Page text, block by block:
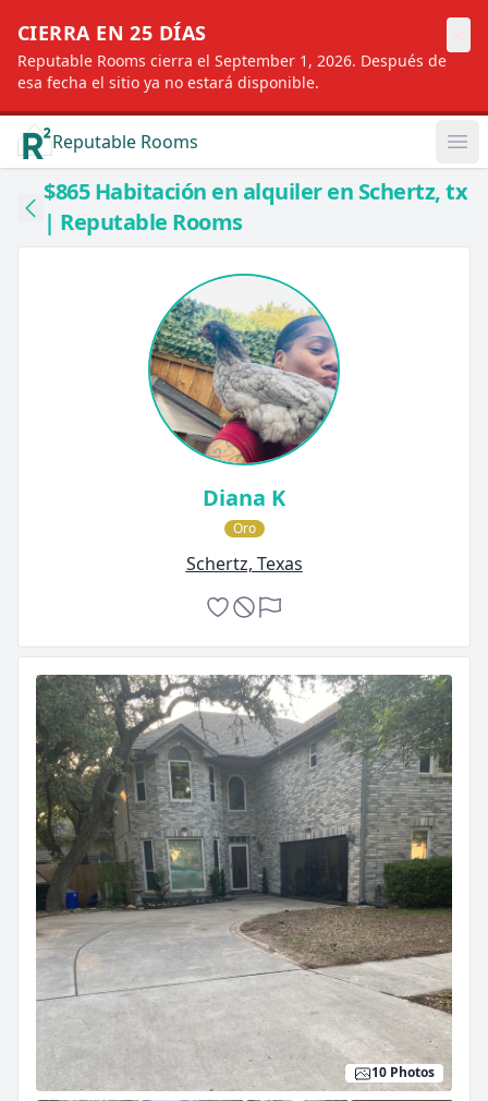
CIERRA EN 25 DÍAS
Reputable Rooms cierra el September 1, 2026. Después de
esa fecha el sitio ya no estará disponible.
Reputable Rooms
$865 Habitación en alquiler en Schertz, tx
| Reputable Rooms
Diana K
Oro
Schertz, Texas
10 Photos